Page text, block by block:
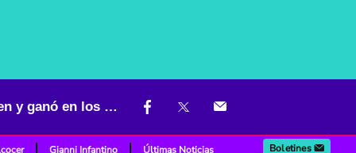
Histórica clasificación de Paraguay frente a Alemania: hizo todo bien y ganó en los penaltis
Gianni Infantino Últimas Noticias Boletines